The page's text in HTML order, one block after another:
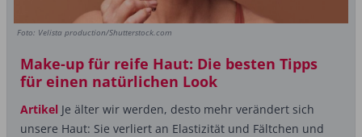
Foto: Velista production/Shutterstock.com
Make-up für reife Haut: Die besten Tipps
für einen natürlichen Look
Artikel Je älter wir werden, desto mehr verändert sich
unsere Haut: Sie verliert an Elastizität und Fältchen und